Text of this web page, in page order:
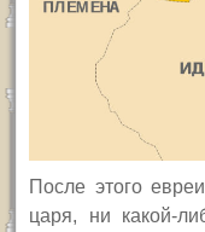
После этого
царя, ни какой-